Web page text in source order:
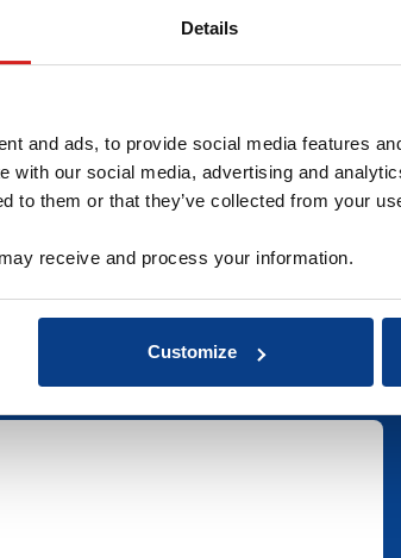
Details
and ads, to provide social media features
with our social media, advertising and
to them or that they’ve collected from your
receive and process your information.
Customize
coach